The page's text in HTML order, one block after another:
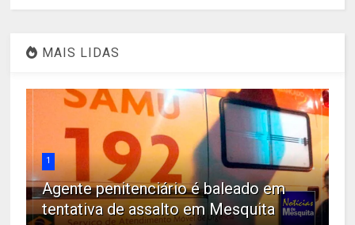
MAIS LIDAS
1
Agente penitenciário é baleado em
tentativa de assalto em Mesquita